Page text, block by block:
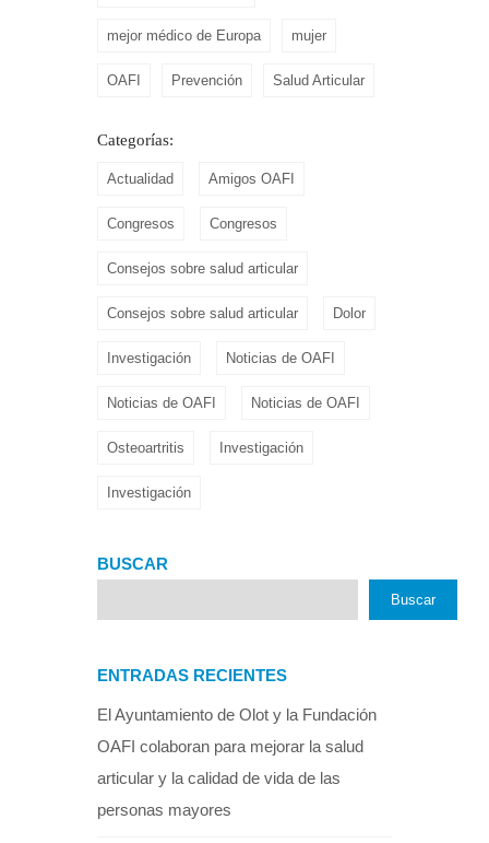
mejor médico de Europa mujer
OAFI Prevención Salud Articular
Categorías:
Actualidad Amigos OAFI
Congresos Congresos
Consejos sobre salud articular
Consejos sobre salud articular Dolor
Investigación Noticias de OAFI
Noticias de OAFI Noticias de OAFI
Osteoartritis Investigación
Investigación
BUSCAR
Buscar
ENTRADAS RECIENTES
El Ayuntamiento de Olot y la Fundación
OAFI colaboran para mejorar la salud
articular y la calidad de vida de las
personas mayores